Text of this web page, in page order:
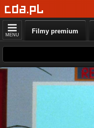
MENU Filmy premium